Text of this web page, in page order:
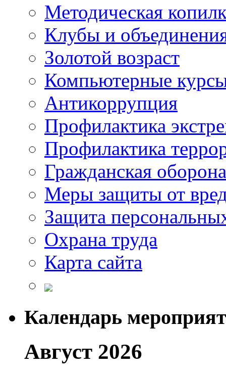
Методическая
Клубы и
Золотой возраст
Компьютерные
Антикоррупция
Профилактика
Профилактика
Гражданская оборона
Меры защиты от
Защита
Охрана труда
Карта сайта
Календарь
Август 2026